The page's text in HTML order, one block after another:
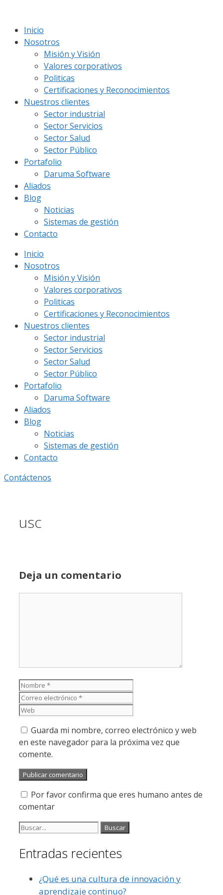
contenido
Inicio
Nosotros
Misión y Visión
Valores corporativos
Politicas
Certificaciones y Reconocimientos
Nuestros clientes
Sector industrial
Sector Servicios
Sector Salud
Sector Público
Portafolio
Daruma Software
Aliados
Blog
Noticias
Sistemas de gestión
Contacto
Inicio
Nosotros
Misión y Visión
Valores corporativos
Politicas
Certificaciones y Reconocimientos
Nuestros clientes
Sector industrial
Sector Servicios
Sector Salud
Sector Público
Portafolio
Daruma Software
Aliados
Blog
Noticias
Sistemas de gestión
Contacto
Contáctenos
usc
Deja un comentario
Nombre
Guarda mi nombre, correo electrónico y web
en este navegador para la próxima vez que
comente.
Por favor confirma que eres humano antes de
comentar
Buscar:
Entradas recientes
¿Qué es una cultura de innovación y
aprendizaje continuo?